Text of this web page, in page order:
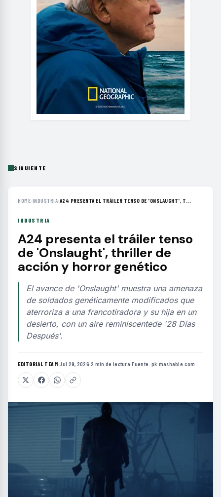
SIGUIENTE
HOME›INDUSTRIA›A24 PRESENTA EL TRÁILER TENSO DE 'ONSLAUGHT', T...
INDUSTRIA
A24 presenta el tráiler tenso
de 'Onslaught', thriller de
acción y horror genético
El avance de 'Onslaught' muestra una amenaza
de soldados genéticamente modificados que
aterroriza a una francotiradora y su hija en un
desierto, con un aire reminiscentede '28 Días
Después'.
EDITORIAL TEAM·Jul 29, 2026·2 min de lectura·Fuente: pk.mashable.com